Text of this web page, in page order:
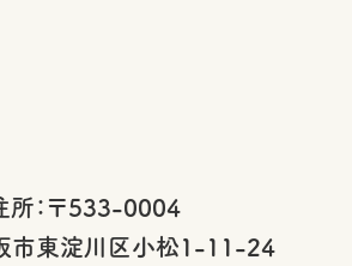
所：〒533-0004
市東淀川区小松1-11-24